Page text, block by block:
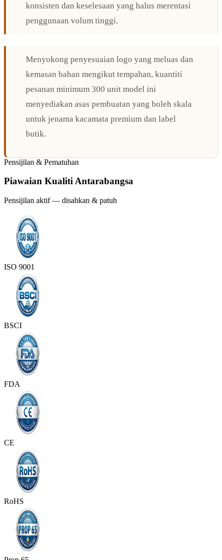
konsisten dan keselesaan yang halus merentasi
penggunaan volum tinggi.
Menyokong penyesuaian logo yang meluas dan
kemasan bahan mengikut tempahan, kuantiti
pesanan minimum 300 unit model ini
menyediakan asas pembuatan yang boleh skala
untuk jenama kacamata premium dan label
butik.
Pensijilan & Pematuhan
Piawaian Kualiti Antarabangsa
Pensijilan aktif — disahkan & patuh
ISO 9001
BSCI
FDA
CE
RoHS